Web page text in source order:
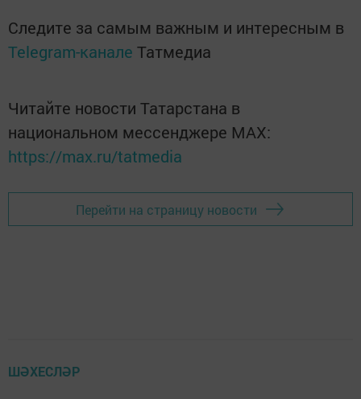
Следите за самым важным и интересным в
Telegram-канале Татмедиа
Читайте новости Татарстана в
национальном мессенджере MАХ:
https://max.ru/tatmedia
Перейти на страницу новости
ШӘХЕСЛӘР